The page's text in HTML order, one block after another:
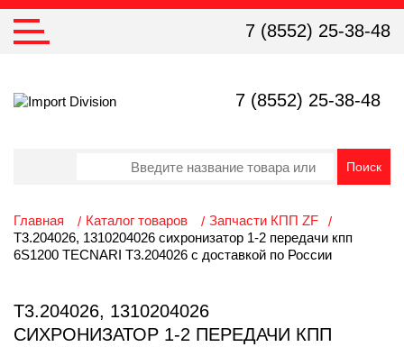
7 (8552) 25-38-48
7 (8552) 25-38-48
Главная Каталог товаров
Запчасти КПП ZF
T3.204026, 1310204026 сихронизатор 1-2 передачи кпп
6S1200 TECNARI T3.204026 с доставкой по России
T3.204026, 1310204026
СИХРОНИЗАТОР 1-2 ПЕРЕДАЧИ КПП